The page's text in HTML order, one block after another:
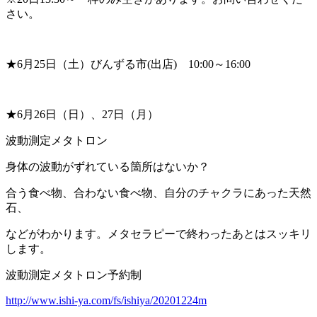
さい。
★6月 25日（土）びんずる市(出店) 10:00～ 16:00
★6月 26日（日）、 27日（月）
波動測定メタトロン
身体の波動がずれている箇所はないか？
合う食べ物、合わない食べ物、自分のチャクラにあった天然
石、
などがわかります。メタセラピーで終わったあとはスッキリ
します。
波動測定メタトロン予約制
http://www.ishi-ya.com/fs/ishiya/20201224m